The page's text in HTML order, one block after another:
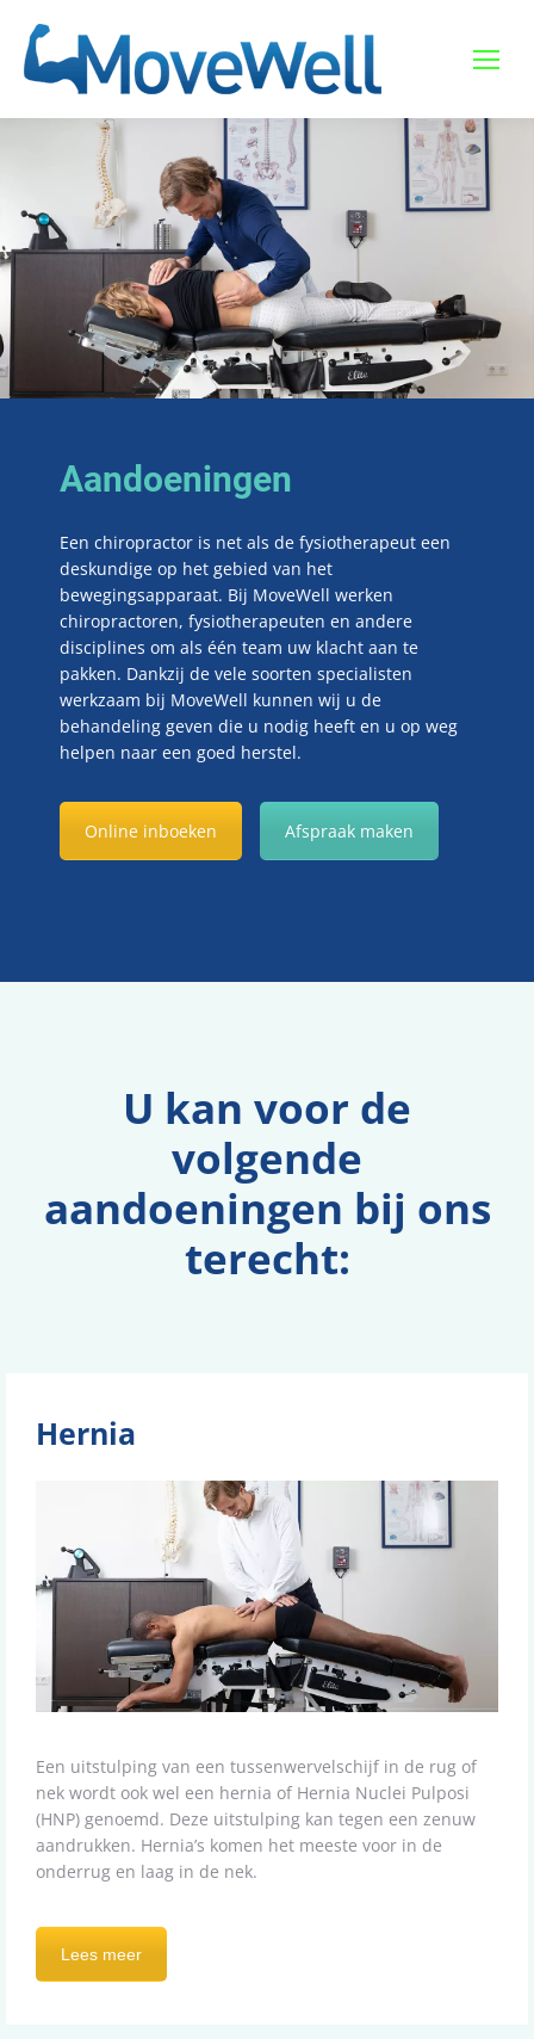
Aandoeningen
Een chiropractor is net als de fysiotherapeut een
deskundige op het gebied van het
bewegingsapparaat. Bij MoveWell werken
chiropractoren, fysiotherapeuten en andere
disciplines om als één team uw klacht aan te
pakken. Dankzij de vele soorten specialisten
werkzaam bij MoveWell kunnen wij u de
behandeling geven die u nodig heeft en u op weg
helpen naar een goed herstel.
Online inboeken Afspraak maken
U kan voor de
volgende
aandoeningen bij ons
terecht:
Hernia
Een uitstulping van een tussenwervelschijf in de rug of
nek wordt ook wel een hernia of Hernia Nuclei Pulposi
(HNP) genoemd. Deze uitstulping kan tegen een zenuw
aandrukken. Hernia’s komen het meeste voor in de
onderrug en laag in de nek.
Lees meer